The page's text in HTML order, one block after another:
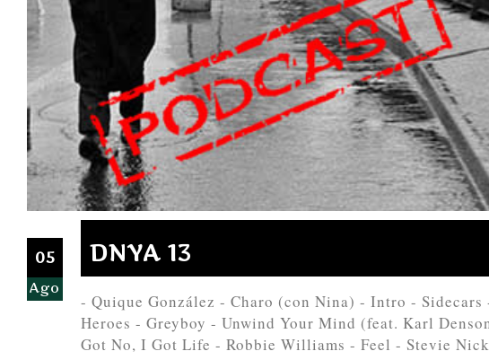
05
Ago
DNYA 13
- Quique González - Charo (con Nina) - Intro -
Heroes - Greyboy - Unwind Your Mind (feat. Karl
Got No, I Got Life - Robbie Williams - Feel - Stevie